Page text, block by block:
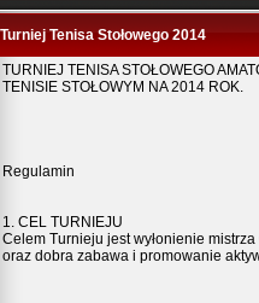
Turniej Tenisa Stołowego 2014
TURNIEJ TENISA STOŁOWEGO
TENISIE STOŁOWYM NA 2014 ROK.
Regulamin
1. CEL TURNIEJU
Celem Turnieju jest wyłonienie
oraz dobra zabawa i promowanie